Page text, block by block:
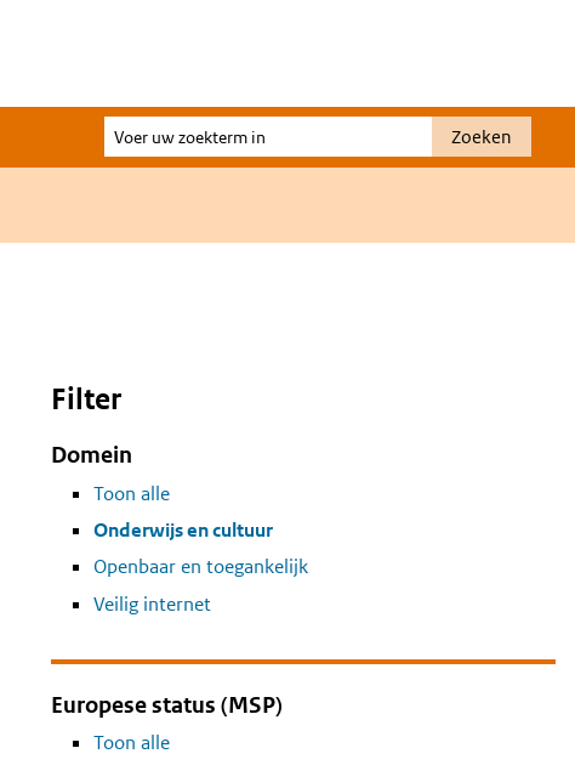
Voer
uw
Zoeken
Filter
Domein
Toon alle
Onderwijs en cultuur
Openbaar en toegankelijk
Veilig internet
Europese status (MSP)
Toon alle